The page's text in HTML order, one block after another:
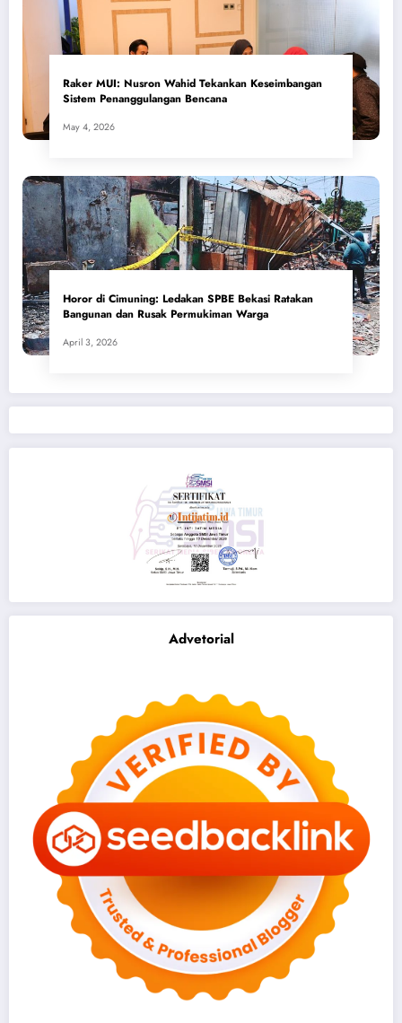
​Raker MUI: Nusron Wahid Tekankan Keseimbangan
Sistem Penanggulangan Bencana
May 4, 2026
Horor di Cimuning: Ledakan SPBE Bekasi Ratakan
Bangunan dan Rusak Permukiman Warga
April 3, 2026
Advetorial